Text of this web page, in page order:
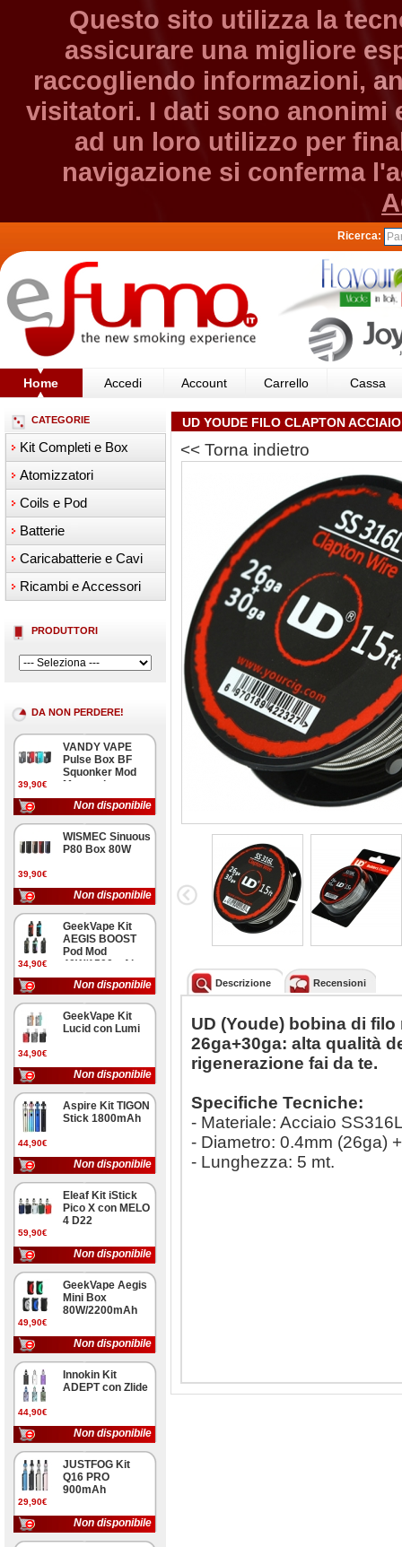
Questo sito utilizza la
assicurare una migliore
raccogliendo informazioni,
visitatori. I dati sono anonimi
ad un loro utilizzo per
navigazione si conferma
Ricerca:
Home Accedi Account Carrello Cassa
CATEGORIE
Kit Completi e Box
Atomizzatori
Coils e Pod
Batterie
Caricabatterie e Cavi
Ricambi e Accessori
PRODUTTORI
DA NON PERDERE!
39,90€
VANDY VAPE
Pulse Box BF
Squonker Mod
Meccanica
Non disponibile
39,90€
WISMEC Sinuous
P80 Box 80W
Non disponibile
34,90€
GeekVape Kit
AEGIS BOOST
Pod Mod
40W/1500mAh
Non disponibile
34,90€
GeekVape Kit
Lucid con Lumi
Non disponibile
44,90€
Aspire Kit TIGON
Stick 1800mAh
Non disponibile
59,90€
Eleaf Kit iStick
Pico X con MELO
4 D22
Non disponibile
49,90€
GeekVape Aegis
Mini Box
80W/2200mAh
Non disponibile
44,90€
Innokin Kit
ADEPT con Zlide
Non disponibile
29,90€
JUSTFOG Kit
Q16 PRO
900mAh
Non disponibile
UD YOUDE FILO CLAPTON
<< Torna indietro
Descrizione Recensioni
UD (Youde) bobina di
26ga+30ga: alta qualità
rigenerazione fai da te.
Specifiche Tecniche:
- Materiale: Acciaio
- Diametro: 0.4mm (26ga)
- Lunghezza: 5 mt.